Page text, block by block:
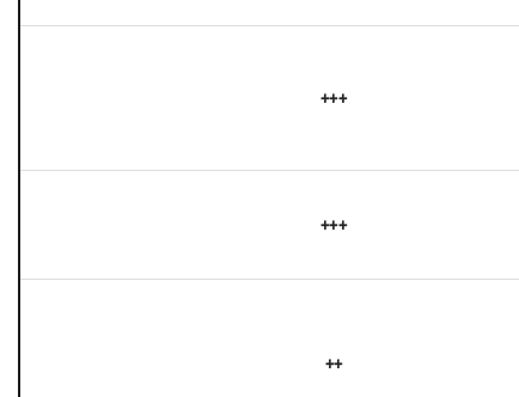
+++
+++
++